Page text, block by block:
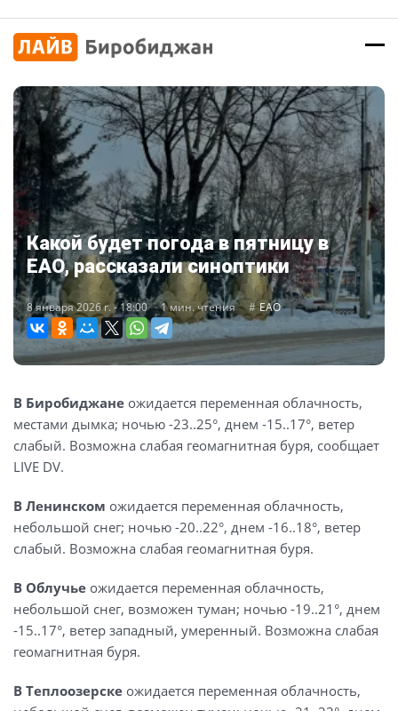
Какой будет погода в пятницу в
ЕАО, рассказали синоптики
8 января 2026 г. - 18:00 1 мин. чтения ЕАО
В Биробиджане ожидается переменная облачность,
местами дымка; ночью -23..25°, днем -15..17°, ветер
слабый. Возможна слабая геомагнитная буря, сообщает
LIVE DV.
В Ленинском ожидается переменная облачность,
небольшой снег; ночью -20..22°, днем -16..18°, ветер
слабый. Возможна слабая геомагнитная буря.
В Облучье ожидается переменная облачность,
небольшой снег, возможен туман; ночью -19..21°, днем
-15..17°, ветер западный, умеренный. Возможна слабая
геомагнитная буря.
В Теплоозерске ожидается переменная облачность,